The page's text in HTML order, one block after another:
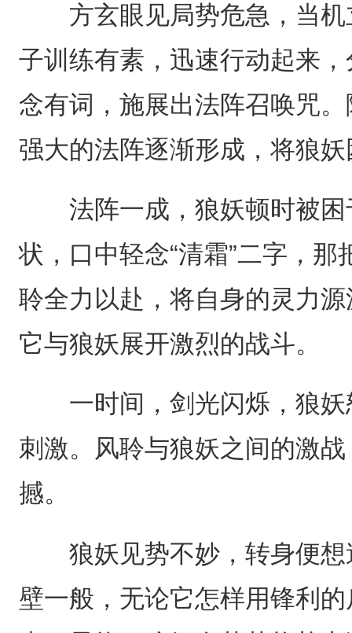
方玄眼见局势危急，当机
子训练有素，迅速行动起来
念有词，施展出法阵召唤咒
强大的法阵逐渐形成，将狼
法阵一成，狼妖顿时被困
状，口中轻念“清霜”二字，
聆全力以赴，将自身的灵力
它与狼妖展开激烈的战斗。
一时间，剑光闪烁，狼妖
刺激。风聆与狼妖之间的激
撼。
狼妖见势不妙，转身便想
壁一般，无论它怎样用锋利